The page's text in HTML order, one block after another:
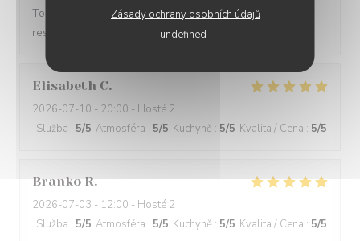
Zásady ochrany osobních údajů
undefined
Tout était très bon et original. Je recommande ce
restaurant.
Elisabeth C
2026-07-10 - 20:00 - Hosté 2
Služba : 5/5 Atmosféra : 5/5 Kuchyně : 5/5 Kvalita / Cena : 5/5
Branko R
2026-07-03 - 12:00 - Hosté 2
Služba : 5/5 Atmosféra : 5/5 Kuchyně : 5/5 Kvalita / Cena : 5/5